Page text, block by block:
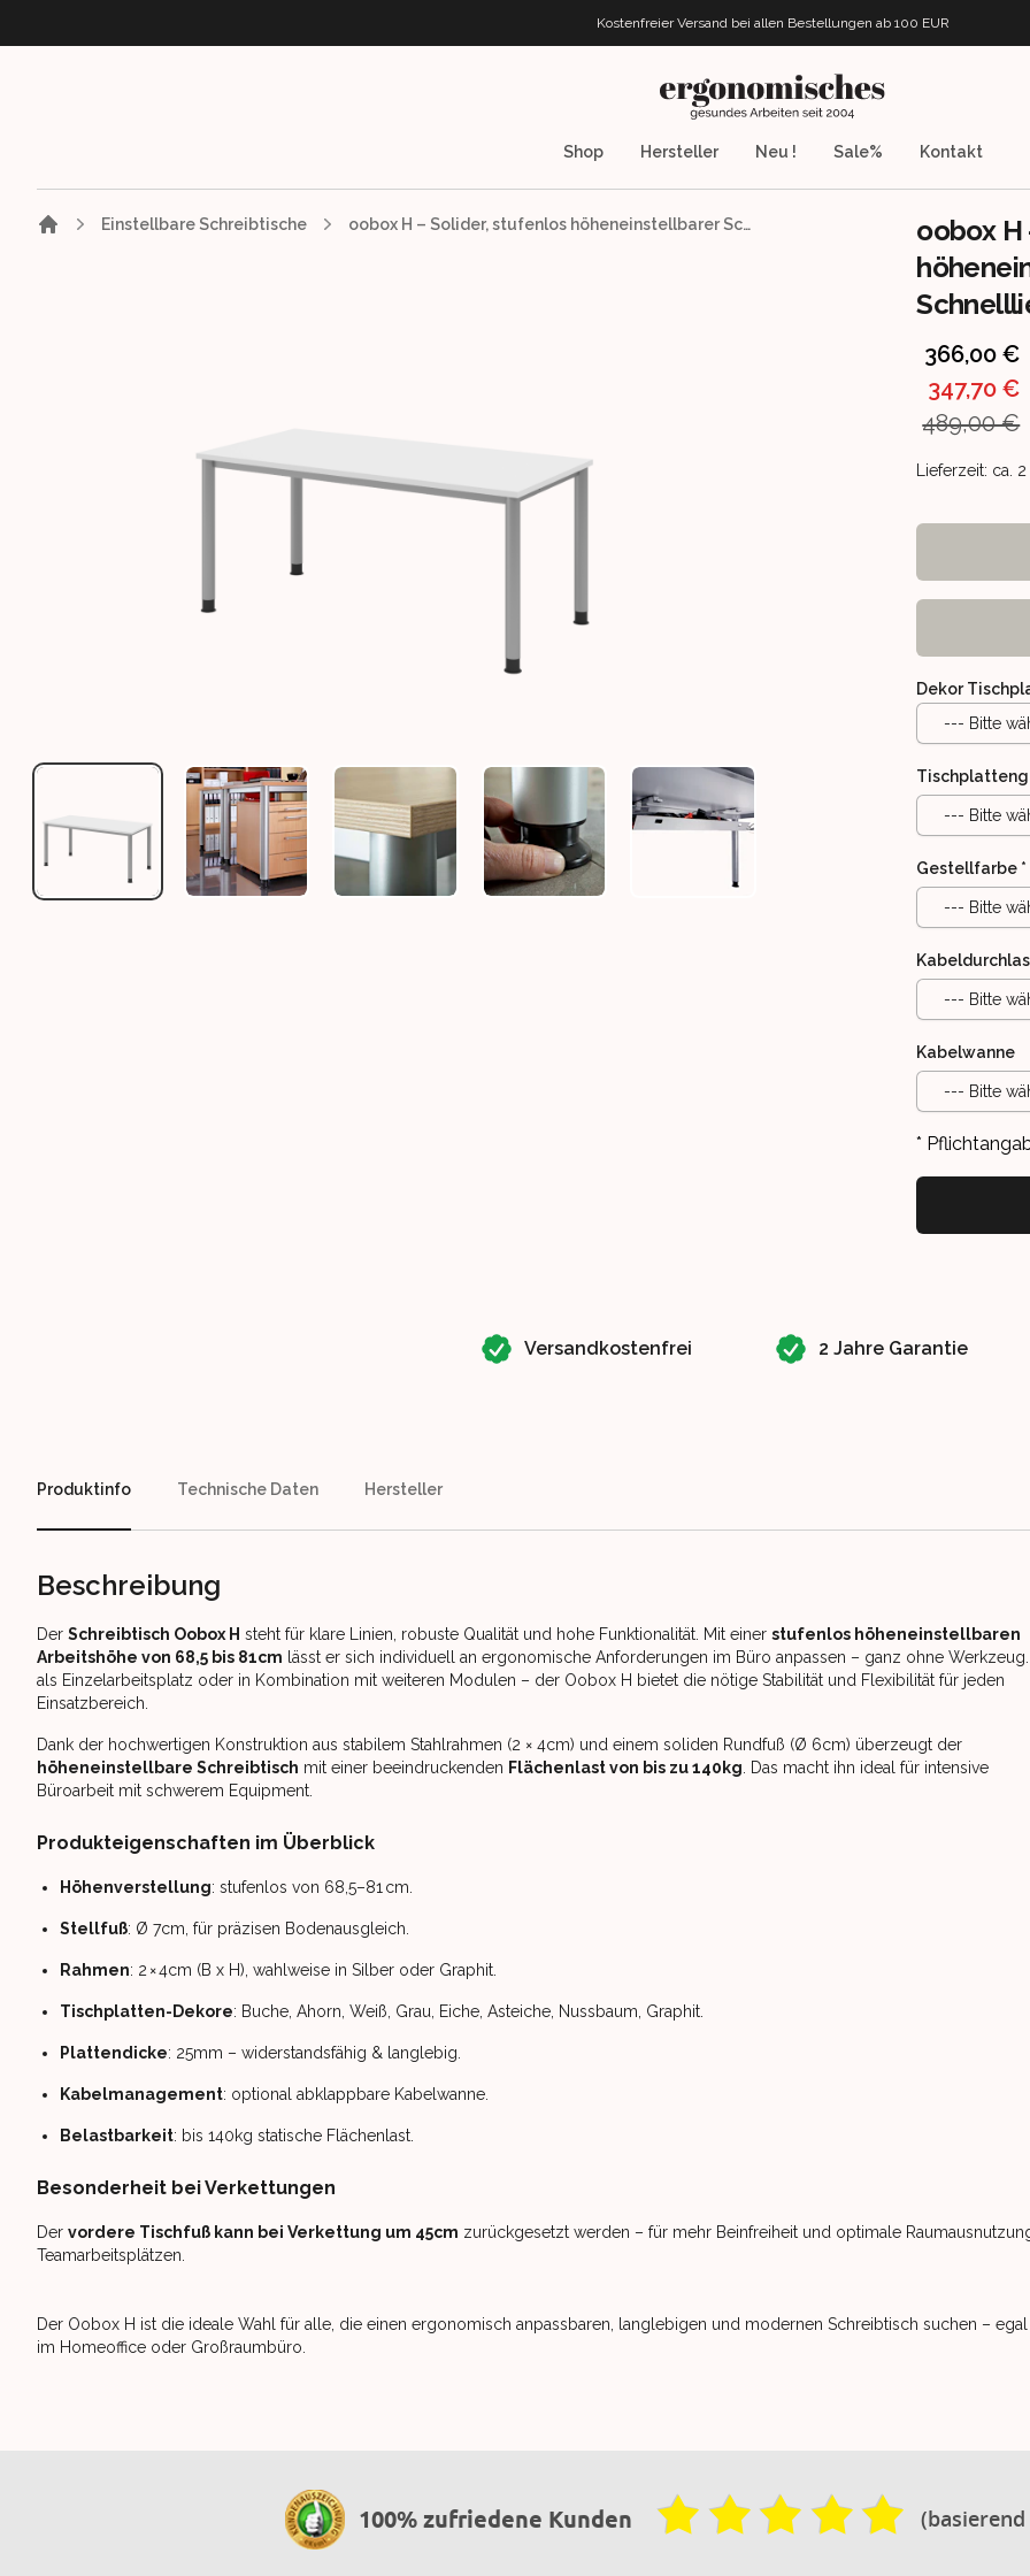
Kostenfreier Versand bei allen Bestellungen ab 100 EUR
ergonomisches.de
Shop Hersteller Neu ! Sale% Kontakt
oobox
Product
366,00 €
347,70 €
489,00 €
Product
Lieferzeit: ca.
Einstellbare Schreibtische oobox H – Solider, stufenlos höheneinstellbarer Schreibtisch bis 81cm - Schnelllieferung 5-7Werktage
SCHREIBTISCH OOBOX H - KONFIGURATION (DEKOR ZUR VERANSCHAULICHUNG)
OOBOX H – SOLIDER, STUFENLOS HÖHENEINSTELLBARER SCHREIBTISCH BIS 81CM -
OOBOX H – SOLIDER, STUFENLOS HÖHENEINSTELLBARER SCHREIBTISCH BIS
OOBOX H – SOLIDER, STUFENLOS HÖHENEINSTELLBARER
OOBOX H – SOLIDER, STUFENLOS
Dekor
--- Bitte
--- Bitte
Gestellfarbe *
--- Bitte
--- Bitte
Kabelwanne
--- Bitte
*
Versandkostenfrei 2 Jahre Garantie
Produktinfo Technische Daten Hersteller
Beschreibung
Der Schreibtisch Oobox H steht für klare Linien, robuste Qualität und hohe Funktionalität. Mit einer stufenlos höheneinstellbaren
Arbeitshöhe von 68,5 bis 81cm lässt er sich individuell an ergonomische Anforderungen im Büro anpassen – ganz ohne
als Einzelarbeitsplatz oder in Kombination mit weiteren Modulen – der Oobox H bietet die nötige Stabilität und Flexibilität für jeden
Einsatzbereich.
Dank der hochwertigen Konstruktion aus stabilem Stahlrahmen (2 × 4cm) und einem soliden Rundfuß (Ø 6cm) überzeugt der
höheneinstellbare Schreibtisch mit einer beeindruckenden Flächenlast von bis zu 140kg . Das macht ihn ideal für intensive
Büroarbeit mit schwerem Equipment.
Produkteigenschaften im Überblick
Höhenverstellung: stufenlos von 68,5–81 cm.
Stellfuß: Ø 7cm, für präzisen Bodenausgleich.
Rahmen: 2 × 4cm (B x H), wahlweise in Silber oder Graphit.
Tischplatten-Dekore: Buche, Ahorn, Weiß, Grau, Eiche, Asteiche, Nussbaum, Graphit.
Plattendicke: 25mm – widerstandsfähig & langlebig.
Kabelmanagement: optional abklappbare Kabelwanne.
Belastbarkeit: bis 140kg statische Flächenlast.
Besonderheit bei Verkettungen
Der vordere Tischfuß kann bei Verkettung um 45cm zurückgesetzt werden – für mehr Beinfreiheit und optimale
Teamarbeitsplätzen.
Der Oobox H ist die ideale Wahl für alle, die einen ergonomisch anpassbaren, langlebigen und modernen Schreibtisch suchen –
im Homeoffice oder Großraumbüro.
100% zufriedene Kunden